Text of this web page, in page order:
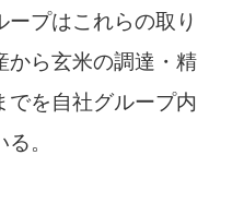
ープはこれらの取り
から玄米の調達・精
でを自社グループ内
。